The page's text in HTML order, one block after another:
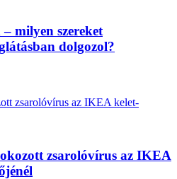
milyen szereket
dolgozol?
zsarolóvírus az IKEA